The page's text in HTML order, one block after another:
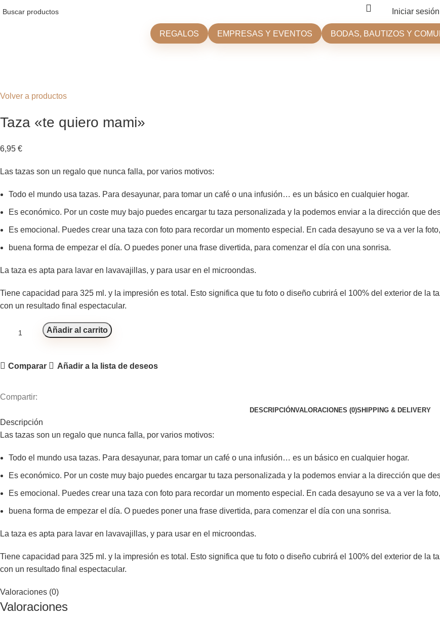
Iniciar
REGALOS EMPRESAS Y EVENTOS BODAS, BAUTIZOS Y
Volver a productos
Taza «te quiero mami»
6,95 €
Las tazas son un regalo que nunca falla, por varios motivos:
Todo el mundo usa tazas. Para desayunar, para tomar un café o una infusión… es un básico en cualquier hogar.
Es económico. Por un coste muy bajo puedes encargar tu taza personalizada y la podemos enviar a la dirección que
Es emocional. Puedes crear una taza con foto para recordar un momento especial. En cada desayuno se va a ver la
buena forma de empezar el día. O puedes poner una frase divertida, para comenzar el día con una sonrisa.
La taza es apta para lavar en lavavajillas, y para usar en el microondas.
Tiene capacidad para 325 ml. y la impresión es total. Esto significa que tu foto o diseño cubrirá el 100% del exterior de la
con un resultado final espectacular.
Añadir al carrito
Comparar Añadir a la lista de deseos
Compartir:
DESCRIPCIÓNVALORACIONES (0)SHIPPING & DELIVERY
Descripción
Las tazas son un regalo que nunca falla, por varios motivos:
Todo el mundo usa tazas. Para desayunar, para tomar un café o una infusión… es un básico en cualquier hogar.
Es económico. Por un coste muy bajo puedes encargar tu taza personalizada y la podemos enviar a la dirección que
Es emocional. Puedes crear una taza con foto para recordar un momento especial. En cada desayuno se va a ver la
buena forma de empezar el día. O puedes poner una frase divertida, para comenzar el día con una sonrisa.
La taza es apta para lavar en lavavajillas, y para usar en el microondas.
Tiene capacidad para 325 ml. y la impresión es total. Esto significa que tu foto o diseño cubrirá el 100% del exterior de la
con un resultado final espectacular.
Valoraciones (0)
Valoraciones